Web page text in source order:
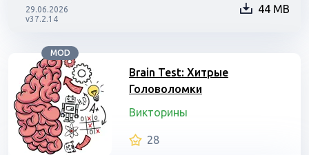
29.06.2026
v37.2.14
44 MB
MOD
Brain Test: Хитрые
Головоломки
Викторины
28